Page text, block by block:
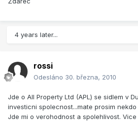
4 years later...
rossi
Odesláno 30. března, 2010
Jde o All Property Ltd (APL) se sidlem v
investicni spolecnost...mate prosim
Jde mi o verohodnost a spolehlivost.